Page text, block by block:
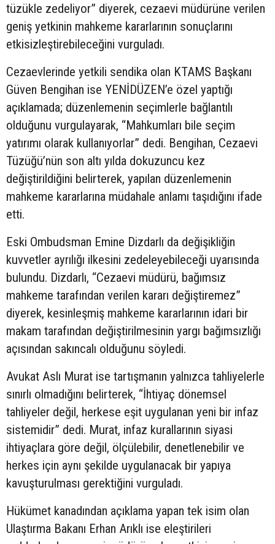
tüzükle zedeliyor” diyerek, cezaevi müdürüne verilen
geniş yetkinin mahkeme kararlarının sonuçlarını
etkisizleştirebileceğini vurguladı.
Cezaevlerinde yetkili sendika olan KTAMS Başkanı
Güven Bengihan ise YENİDÜZEN’e özel yaptığı
açıklamada; düzenlemenin seçimlerle bağlantılı
olduğunu vurgulayarak, “Mahkumları bile seçim
yatırımı olarak kullanıyorlar” dedi. Bengihan, Cezaevi
Tüzüğü’nün son altı yılda dokuzuncu kez
değiştirildiğini belirterek, yapılan düzenlemenin
mahkeme kararlarına müdahale anlamı taşıdığını ifade
etti.
Eski Ombudsman Emine Dizdarlı da değişikliğin
kuvvetler ayrılığı ilkesini zedeleyebileceği uyarısında
bulundu. Dizdarlı, “Cezaevi müdürü, bağımsız
mahkeme tarafından verilen kararı değiştiremez”
diyerek, kesinleşmiş mahkeme kararlarının idari bir
makam tarafından değiştirilmesinin yargı bağımsızlığı
açısından sakıncalı olduğunu söyledi.
Avukat Aslı Murat ise tartışmanın yalnızca tahliyelerle
sınırlı olmadığını belirterek, “İhtiyaç dönemsel
tahliyeler değil, herkese eşit uygulanan yeni bir infaz
sistemidir” dedi. Murat, infaz kurallarının siyasi
ihtiyaçlara göre değil, ölçülebilir, denetlenebilir ve
herkes için aynı şekilde uygulanacak bir yapıya
kavuşturulması gerektiğini vurguladı.
Hükümet kanadından açıklama yapan tek isim olan
Ulaştırma Bakanı Erhan Arıklı ise eleştirileri